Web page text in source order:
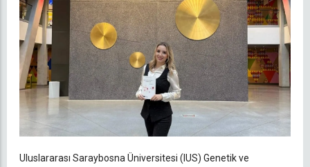
Uluslararası Saraybosna Üniversitesi (IUS) Genetik ve